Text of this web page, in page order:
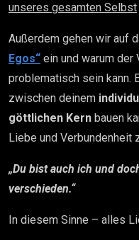
unseres gesamten Selbst
Außerdem gehen wir auf
Egos“ ein und warum der
problematisch sein kann.
zwischen deinem
göttlichen Kern bauen
Liebe und Verbundenheit
„Du bist auch ich und
verschieden.“
In diesem Sinne – alles